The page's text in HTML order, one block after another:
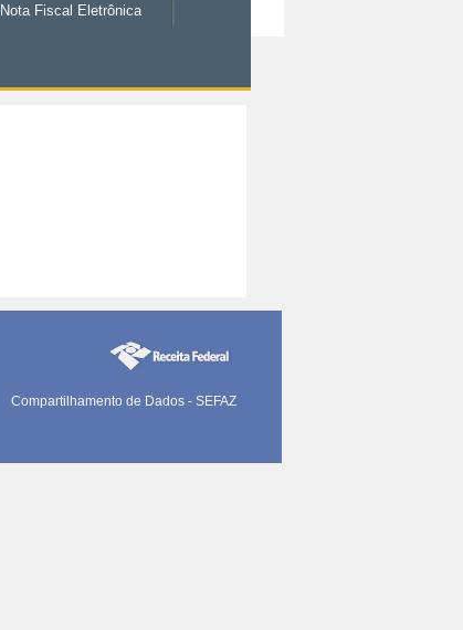
Nota Fiscal Eletrônica
Compartilhamento de Dados - SEFAZ